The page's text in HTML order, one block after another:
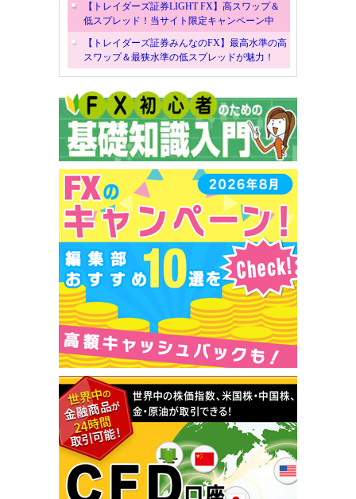
【トレイダーズ証券LIGHT FX】高スワップ＆
低スプレッド！当サイト限定キャンペーン中
【トレイダーズ証券みんなのFX】最高水準の高
スワップ＆最狭水準の低スプレッドが魅力！